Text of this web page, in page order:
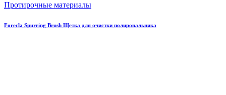
Протирочные материалы
Forecla Spurring Brush Щетка для очистки полировальника